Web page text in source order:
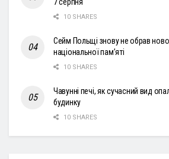
10 SHARES
Сейм Польщі знову не обрав
національної пам’яті
10 SHARES
Чавунні печі, як сучасний вид
будинку
10 SHARES